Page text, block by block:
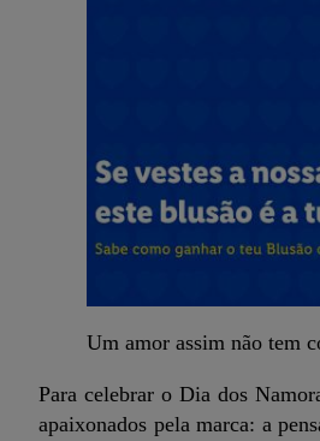
Um amor assim não tem
Para celebrar o Dia dos
apaixonados pela marca: a